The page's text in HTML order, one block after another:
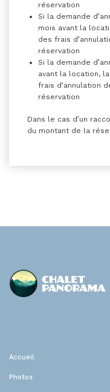
réservation
Si la demande
mois avant la
des frais
réservation
Si la demande
avant la location,
frais d’annulation
réservation
Dans le cas d’un
du montant de la
Accueil
Photos